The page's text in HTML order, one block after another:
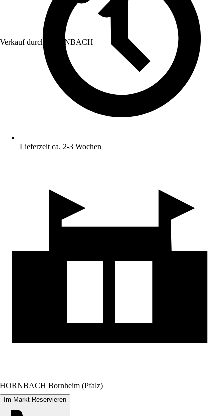
Verkauf durch: HORNBACH
Lieferzeit ca. 2-3 Wochen
HORNBACH Bornheim (Pfalz)
Im Markt Reservieren